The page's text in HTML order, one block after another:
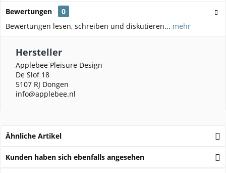
Bewertungen
0
Bewertungen lesen, schreiben und diskutieren... mehr
Hersteller
Applebee Pleisure Design
De Slof 18
5107 RJ Dongen
info@applebee.nl
Ähnliche Artikel
Kunden haben sich ebenfalls angesehen